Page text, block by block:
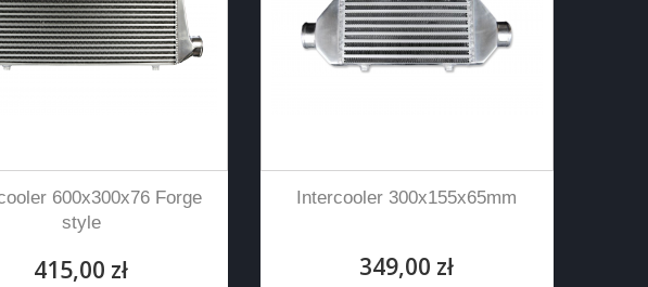
600x300x76 Forge
style
415,00 zł
Intercooler 300x155x65mm
349,00 zł